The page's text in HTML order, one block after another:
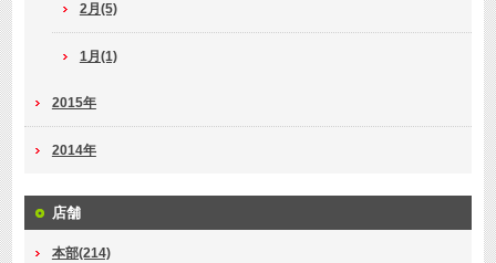
2月(5)
1月(1)
2015年
2014年
店舗
本部(214)